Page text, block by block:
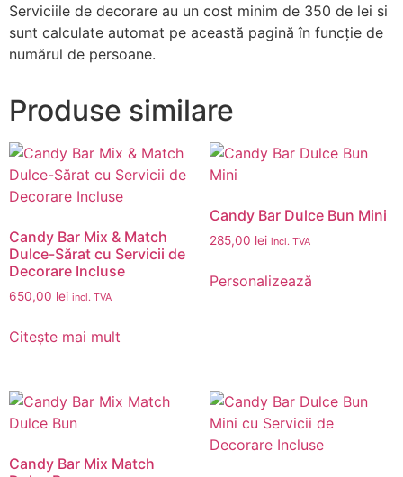
Serviciile de decorare au un cost minim de 350 de lei si
sunt calculate automat pe această pagină în funcție de
numărul de persoane.
Produse similare
Candy Bar Mix & Match
Dulce-Sărat cu Servicii de
Decorare Incluse
650,00 lei incl. TVA
Citește mai mult
Candy Bar Dulce Bun Mini
285,00 lei incl. TVA
Personalizează
Candy Bar Mix Match